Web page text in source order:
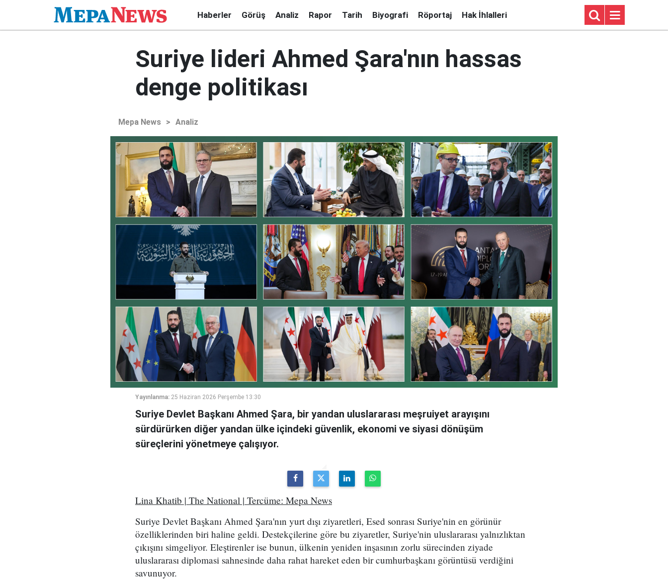
Haberler Görüş Analiz Rapor Tarih Biyografi Röportaj Hak İhlalleri
Suriye lideri Ahmed Şara'nın hassas
denge politikası
Mepa News > Analiz
Yayınlanma: 25 Haziran 2026 Perşembe 13:30
Suriye Devlet Başkanı Ahmed Şara, bir yandan uluslararası meşruiyet arayışını
sürdürürken diğer yandan ülke içindeki güvenlik, ekonomi ve siyasi dönüşüm
süreçlerini yönetmeye çalışıyor.
Lina Khatib | The National | Tercüme: Mepa News
Suriye Devlet Başkanı Ahmed Şara'nın yurt dışı ziyaretleri, Esed sonrası Suriye'nin en görünür
özelliklerinden biri haline geldi. Destekçilerine göre bu ziyaretler, Suriye'nin uluslararası yalnızlıktan
çıkışını simgeliyor. Eleştirenler ise bunun, ülkenin yeniden inşasının zorlu sürecinden ziyade
uluslararası diplomasi sahnesinde daha rahat hareket eden bir cumhurbaşkanı görüntüsü verdiğini
savunuyor.